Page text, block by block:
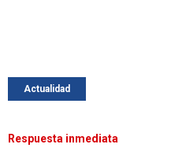
Actualidad
Respuesta inmediata